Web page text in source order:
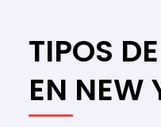
TIPOS
EN NEW